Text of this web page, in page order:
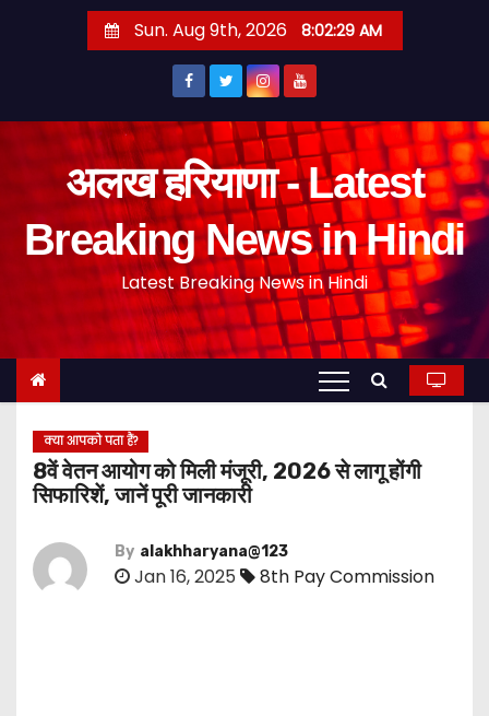
Sun. Aug 9th, 2026 8:02:30 AM
अलख हरियाणा - Latest
Breaking News in Hindi
Latest Breaking News in Hindi
क्या आपको पता हैं?
8वें वेतन आयोग को मिली मंजूरी, 2026 से लागू होंगी
सिफारिशें, जानें पूरी जानकारी
By alakhharyana@123
Jan 16, 2025 8th Pay Commission